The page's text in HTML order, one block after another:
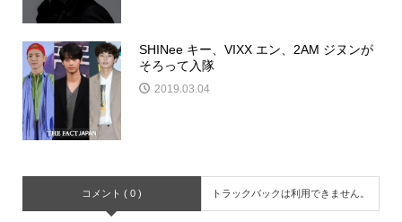
SHINee キー、VIXX エン、2AM ジヌンが
そろって入隊
2019.03.04
コメント ( 0 ) トラックバックは利用できません。